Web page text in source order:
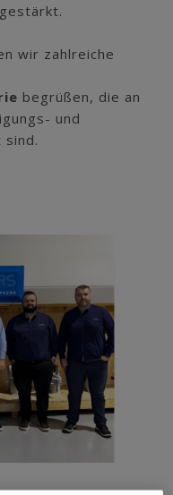
wir zahlreiche
begrüßen, die an
und